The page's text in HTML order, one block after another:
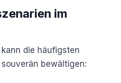
im
die häufigsten
bewältigen: